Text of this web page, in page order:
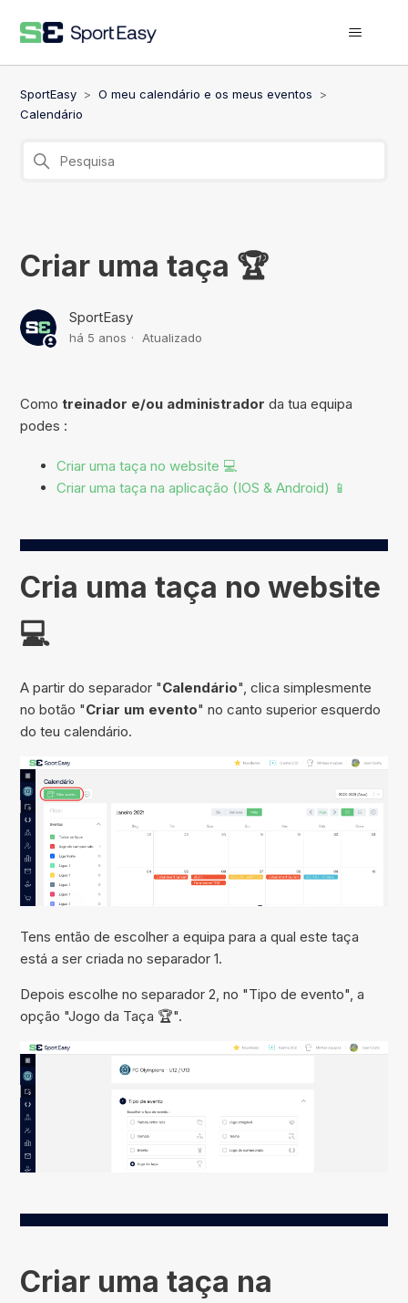
SportEasy
O meu calendário e os meus eventos
Calendário
Criar uma taça 🏆
SportEasy
há 5 anos Atualizado
Comotreinador e/ou administrador da tua equipa
podes :
Criar uma taça no website 💻
Criar uma taça na aplicação (IOS & Android) 📱
Cria uma taça no website
💻
A partir do separador "Calendário", clica simplesmente
no botão "Criar um evento" no canto superior esquerdo
do teu calendário.
Tens então de escolher a equipa para a qual este taça
está a ser criada no separador 1.
Depois escolhe no separador 2, no "Tipo de evento", a
opção "Jogo da Taça 🏆".
Criar uma taça na